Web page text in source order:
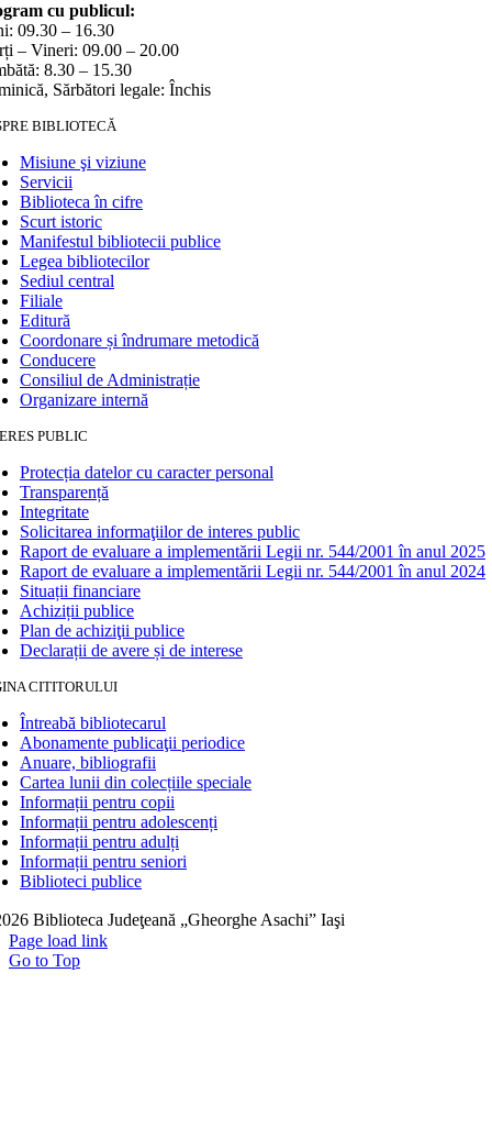
cu publicul:
09.30 – 16.30
– Vineri: 09.00 – 20.00
8.30 – 15.30
Sărbători legale: Închis
BIBLIOTECĂ
Misiune şi viziune
Servicii
Biblioteca în cifre
Scurt istoric
Manifestul bibliotecii publice
Legea bibliotecilor
Sediul central
Filiale
Editură
Coordonare și îndrumare metodică
Conducere
Consiliul de Administrație
Organizare internă
PUBLIC
Protecția datelor cu caracter personal
Transparență
Integritate
Solicitarea informaţiilor de interes public
Raport de evaluare a implementării Legii nr. 544/2001 în anul 2025
Raport de evaluare a implementării Legii nr. 544/2001 în anul 2024
Situații financiare
Achiziții publice
Plan de achiziţii publice
Declarații de avere și de interese
CITITORULUI
Întreabă bibliotecarul
Abonamente publicaţii periodice
Anuare, bibliografii
Cartea lunii din colecțiile speciale
Informații pentru copii
Informații pentru adolescenți
Informații pentru adulți
Informații pentru seniori
Biblioteci publice
Biblioteca Judeţeană „Gheorghe Asachi” Iaşi
Page load link
Go to Top